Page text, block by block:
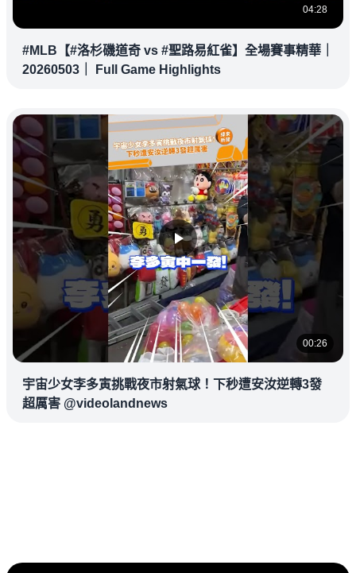
04:28
#MLB【#洛杉磯道奇 vs #聖路易紅雀】全場賽事精華｜
20260503｜ Full Game Highlights
00:26
宇宙少女李多寅挑戰夜市射氣球！下秒遭安汝逆轉3發
超厲害 @videolandnews